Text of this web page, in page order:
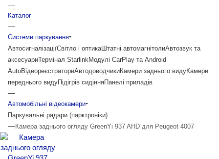
—
Каталог
—
Системи паркування
АвтосигналізаціїСвітло і оптикаШтатні автомагнітолиАвтозвук та
аксесуариТермінал StarlinkМодулі CarPlay та Android
AutoВідеореєстраториАвтодоводчикиКамери заднього видуКамери
переднього видуПідігрів сидінняПанелі приладів
—
Автомобільні відеокамери
Паркувальні радари (парктроніки)
—Камера заднього огляду GreenYi 937 AHD для Peugeot 4007